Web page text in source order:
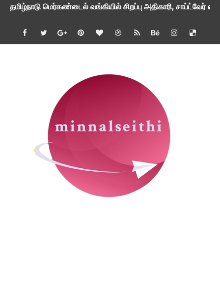
வேளாண் அறிவியல் மையத்தில் ரூ 35,400 ஊதியத்தில்
பாரத் பெட்ரோலியம் நிறுவனத்தில் 154 பணியிடங்களுக்கு ரூ
முகத்திற்கு சன்ஸ்கிரீன் முக்கியமா அல்லது மாய்ஸ்சரைசர்
எய்ம்ஸ் மருத்துவமனையில் 2,218 பணியிடங்களுக்கு ரூ.44,900
சைனிக் பள்ளியில் 4 பாடங்களுக்கு முதுகலை மற்றும் இளங்கலை
சுவையான, மணமான சிக்கன் கிரேவி செய்வது எப்படி?
பல்கலைக்கழகங்களுக்கு இடையேயான முடுக்கி மையத்தில் ரூ
ஆசிரியர் தேர்வு வாரியம் மூலம் விரைவில் 2 ஆயிரம் பட்டதாரி